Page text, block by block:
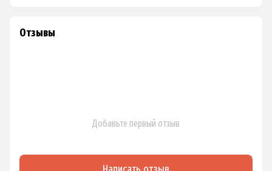
Отзывы
Добавьте первый отзыв